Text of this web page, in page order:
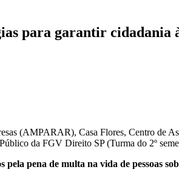
para garantir cidadania
(AMPARAR), Casa Flores, Centro de
da FGV Direito SP (Turma do 2º
pena de multa na vida de pessoas